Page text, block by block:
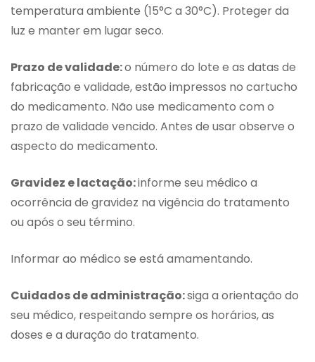
temperatura ambiente (15°C a 30°C). Proteger da
luz e manter em lugar seco.
Prazo de validade:o número do lote e as datas de
fabricação e validade, estão impressos no cartucho
do medicamento. Não use medicamento com o
prazo de validade vencido. Antes de usar observe o
aspecto do medicamento.
Gravidez e lactação:informe seu médico a
ocorrência de gravidez na vigência do tratamento
ou após o seu término.
Informar ao médico se está amamentando.
Cuidados de administração:siga a orientação do
seu médico, respeitando sempre os horários, as
doses e a duração do tratamento.